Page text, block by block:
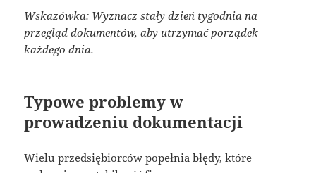
Wskazówka: Wyznacz stały dzień tygodnia na
przegląd dokumentów, aby utrzymać porządek
każdego dnia.
Typowe problemy w
prowadzeniu dokumentacji
Wielu przedsiębiorców popełnia błędy, które